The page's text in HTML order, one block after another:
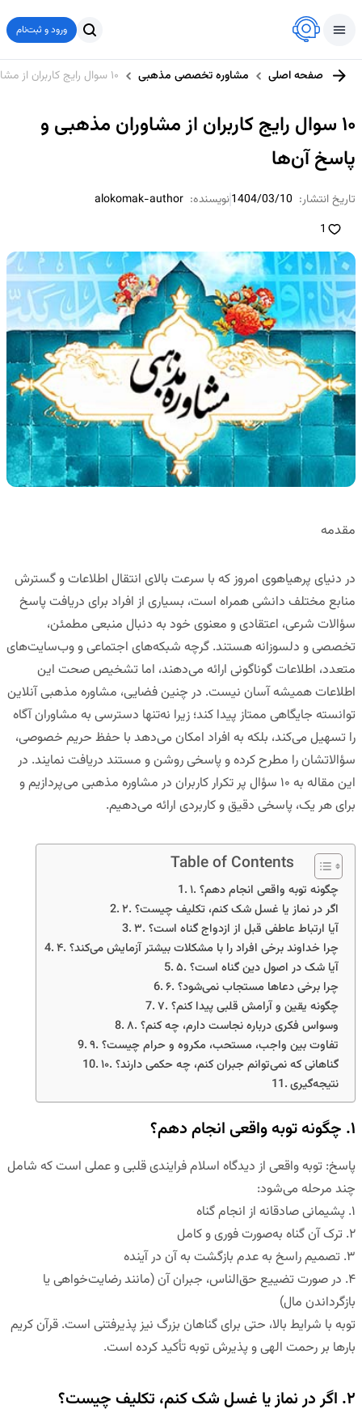
ورود و ثبت‌نام
صفحه اصلی مشاوره تخصصی مذهبی ۱۰ سوال رایج کاربران از مشاوران مذهبی و پاسخ آن‌ها
۱۰ سوال رایج کاربران از مشاوران مذهبی و
پاسخ آن‌ها
تاریخ انتشار: 1404/03/10نویسنده: alokomak-author
1
مقدمه
در دنیای پرهیاهوی امروز که با سرعت بالای انتقال اطلاعات و گسترش
منابع مختلف دانشی همراه است، بسیاری از افراد برای دریافت پاسخ
سؤالات شرعی، اعتقادی و معنوی خود به دنبال منبعی مطمئن،
تخصصی و دلسوزانه هستند. گرچه شبکه‌های اجتماعی و وب‌سایت‌های
متعدد، اطلاعات گوناگونی ارائه می‌دهند، اما تشخیص صحت این
اطلاعات همیشه آسان نیست. در چنین فضایی، مشاوره مذهبی آنلاین
توانسته جایگاهی ممتاز پیدا کند؛ زیرا نه‌تنها دسترسی به مشاوران آگاه
را تسهیل می‌کند، بلکه به افراد امکان می‌دهد با حفظ حریم خصوصی،
سؤالاتشان را مطرح کرده و پاسخی روشن و مستند دریافت نمایند. در
این مقاله به ۱۰ سؤال پر تکرار کاربران در مشاوره مذهبی می‌پردازیم و
برای هر یک، پاسخی دقیق و کاربردی ارائه می‌دهیم.
Table of Contents
۱. چگونه توبه واقعی انجام دهم؟
۲. اگر در نماز یا غسل شک کنم، تکلیف چیست؟
۳. آیا ارتباط عاطفی قبل از ازدواج گناه است؟
۴. چرا خداوند برخی افراد را با مشکلات بیشتر آزمایش می‌کند؟
۵. آیا شک در اصول دین گناه است؟
۶. چرا برخی دعاها مستجاب نمی‌شود؟
۷. چگونه یقین و آرامش قلبی پیدا کنم؟
۸. وسواس فکری درباره نجاست دارم، چه کنم؟
۹. تفاوت بین واجب، مستحب، مکروه و حرام چیست؟
۱۰. گناهانی که نمی‌توانم جبران کنم، چه حکمی دارند؟
نتیجه‌گیری
۱. چگونه توبه واقعی انجام دهم؟
پاسخ: توبه واقعی از دیدگاه اسلام فرایندی قلبی و عملی است که شامل
چند مرحله می‌شود:
۱. پشیمانی صادقانه از انجام گناه
۲. ترک آن گناه به‌صورت فوری و کامل
۳. تصمیم راسخ به عدم بازگشت به آن در آینده
۴. در صورت تضییع حق‌الناس، جبران آن (مانند رضایت‌خواهی یا
بازگرداندن مال)
توبه با شرایط بالا، حتی برای گناهان بزرگ نیز پذیرفتنی است. قرآن کریم
بارها بر رحمت الهی و پذیرش توبه تأکید کرده است.
۲. اگر در نماز یا غسل شک کنم، تکلیف چیست؟